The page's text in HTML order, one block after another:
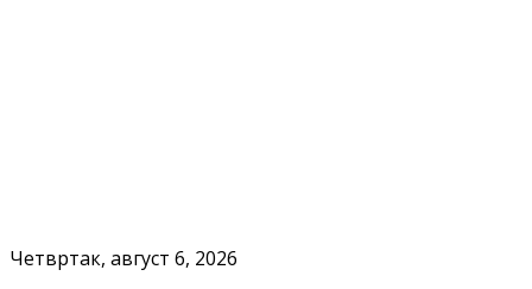
Четвртак, август 6, 2026